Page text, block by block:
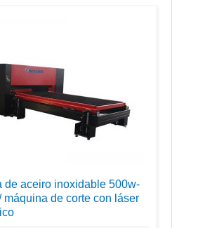
de aceiro inoxidable 500w-
máquina de corte con láser